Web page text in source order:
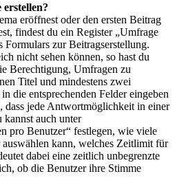
eröffnest oder den ersten Beitrag
findest du ein Register „Umfrage
Formulars zur Beitragserstellung.
nicht sehen können, so hast du
Berechtigung, Umfragen zu
Titel und mindestens zwei
die entsprechenden Felder eingeben
dass jede Antwortmöglichkeit in einer
kannst auch unter
pro Benutzer“ festlegen, wie viele
kann, welches Zeitlimit für
dabei eine zeitlich unbegrenzte
ob die Benutzer ihre Stimme